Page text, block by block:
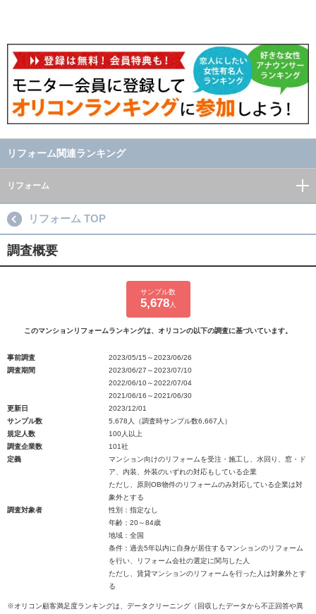
リフォーム関連ランキング
リフォーム
リフォーム TOP
調査概要
サンプル数
5,678人
このマンションリフォームランキングは、オリコンの以下の調査に基づいています。
事前調査
2023/05/15～2023/06/26
調査期間
2023/06/27～2023/07/10
2022/06/10～2022/07/04
2021/06/16～2021/06/30
更新日
2023/12/01
サンプル数
5,678人（調査時サンプル数6,667人）
規定人数
100人以上
調査企業数
101社
定義
マンション向けのリフォームを受注・施工し、水回り、窓・ド
ア、内装、外装のいずれの対応もしている企業
ただし、原則OB物件のリフォームのみ対応している企業は対
象外とする
調査対象者
性別：指定なし
年齢：20～84歳
地域：全国
条件：過去5年以内に自身が居住するマンションのリフォーム
を行い、リフォーム会社の選定に関与した人
ただし、賃貸マンションのリフォームを行った人は対象外とす
る
※オリコン顧客満足度ランキングは、データクリーニング（回収したデータから不正回答や異